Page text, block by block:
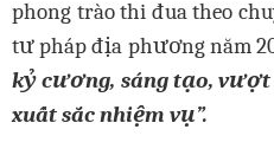
phong trào thi đua theo
tư pháp địa phương năm
kỷ cương, sáng tạo,
xuất sắc nhiệm vụ”.